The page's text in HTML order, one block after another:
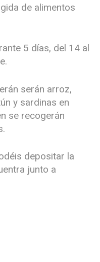
de alimentos
5 días, del 14 al
serán arroz,
y sardinas en
se recogerán
depositar la
junto a